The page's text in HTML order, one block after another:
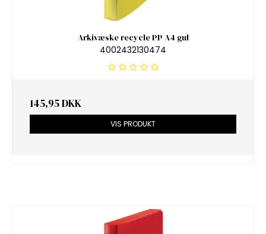
Arkivæske recycle PP A4 gul
4002432130474
145,95 DKK
VIS PRODUKT